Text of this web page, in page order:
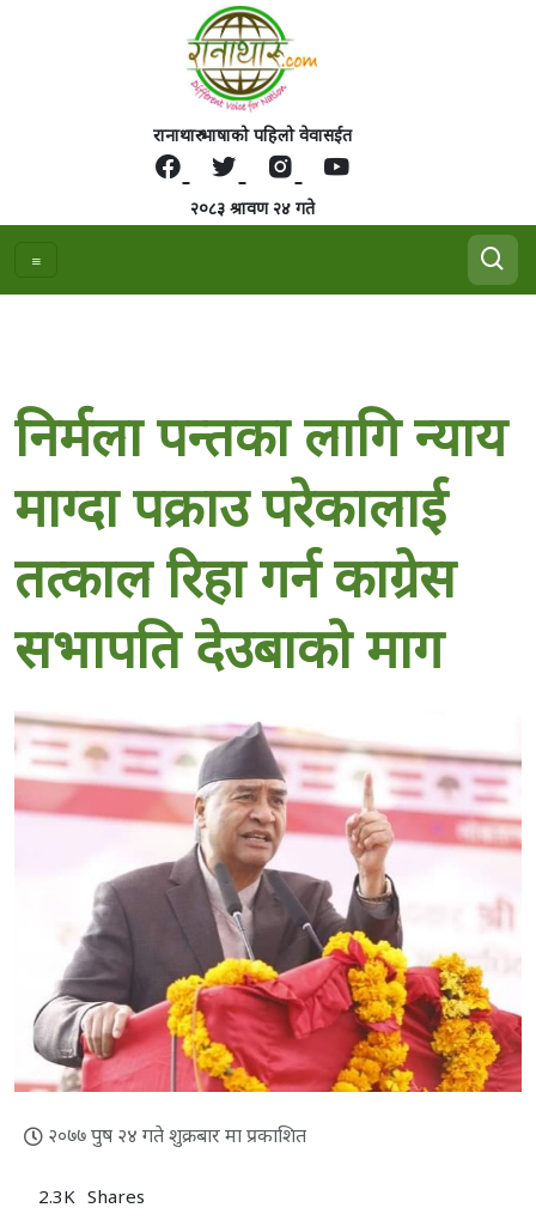
रानाथारु भाषाको पहिलो वेवासईत
२०८३ श्रावण २४ गते
निर्मला पन्तका लागि न्याय
माग्दा पक्राउ परेकालाई
तत्काल रिहा गर्न काग्रेस
सभापति देउबाको माग
२०७७ पुष २४ गते शुक्रबार मा प्रकाशित
2.3K Shares